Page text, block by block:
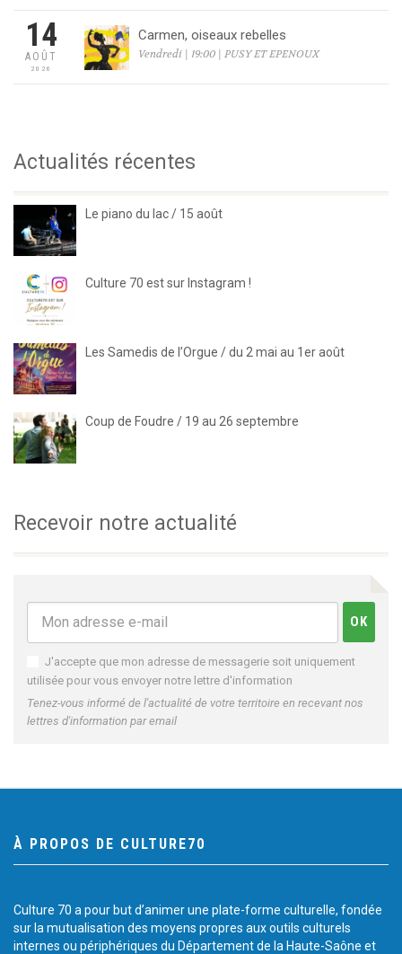
14
AOÛT
2026
Carmen, oiseaux rebelles
Vendredi | 19:00 | PUSY ET EPENOUX
Actualités récentes
Le piano du lac / 15 août
Culture 70 est sur Instagram !
Les Samedis de l’Orgue / du 2 mai au 1er août
Coup de Foudre / 19 au 26 septembre
Recevoir notre actualité
J'accepte que mon adresse de messagerie soit uniquement
utilisée pour vous envoyer notre lettre d'information
Tenez-vous informé de l'actualité de votre territoire en recevant nos
lettres d'information par email
À PROPOS DE CULTURE70
Culture 70 a pour but d’animer une plate-forme culturelle, fondée
sur la mutualisation des moyens propres aux outils culturels
internes ou périphériques du Département de la Haute-Saône et